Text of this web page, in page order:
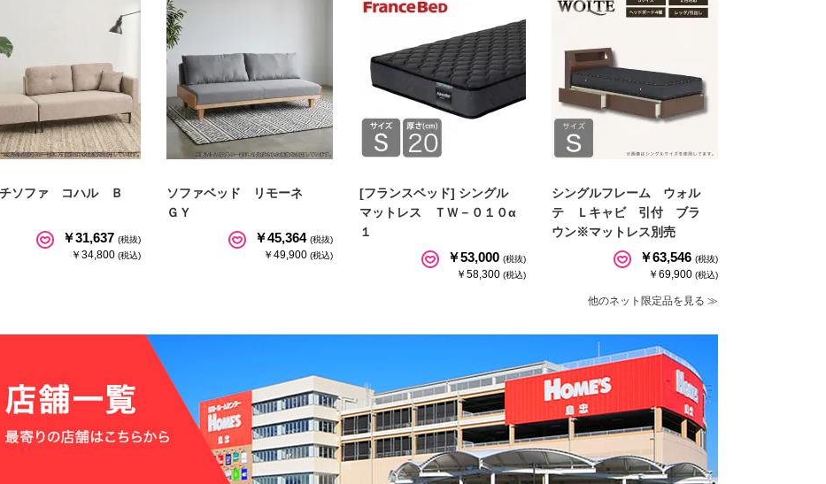
チソファ コハル Ｂ
￥31,637 (税抜)
￥34,800 (税込)
ソファベッド リモーネ
ＧＹ
￥45,364 (税抜)
￥49,900(税込)
[フランスベッド] シングル
マットレス ＴＷ－０１０α
１
￥53,000 (税抜)
￥58,300 (税込)
シングルフレーム ウォル
テ Ｌキャビ 引付 ブラ
ウン※マットレス別売
￥63,546 (税抜)
￥69,900 (税込)
他のネット限定品を見る ≫